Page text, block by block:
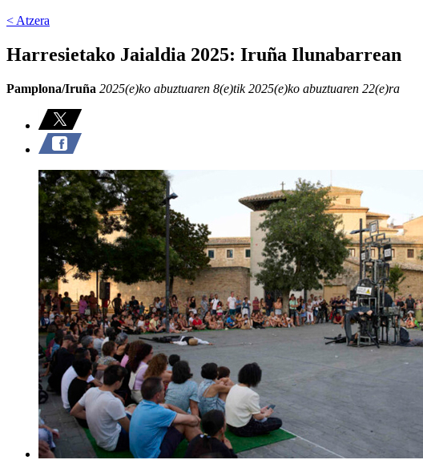
< Atzera
Harresietako Jaialdia 2025: Iruña Ilunabarrean
Pamplona/Iruña 2025(e)ko abuztuaren 8(e)tik 2025(e)ko abuztuaren 22(e)ra